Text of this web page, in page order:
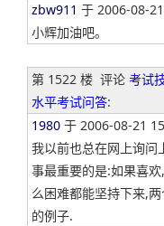
zbw911 于 2006-08-
小辉加油吧。
第 1522 楼 评论 考试
水平考试问答:
1980 于 2006-08-21
我以前也总在网上询问
事最重要的是:如果喜
么困难都能坚持下来,
的例子.